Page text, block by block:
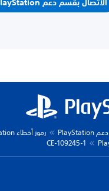
الاتصال بقسم دعم PlayStation
دعم PlayStation
رموز أخطاء PlayStation
CE-109245-1